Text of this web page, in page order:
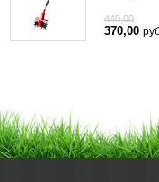
440,00
370,00